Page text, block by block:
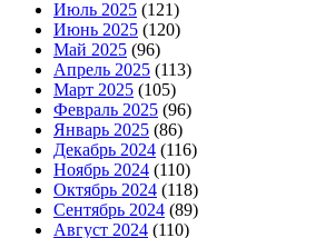
Июль 2025 (121)
Июнь 2025 (120)
Май 2025 (96)
Апрель 2025 (113)
Март 2025 (105)
Февраль 2025 (96)
Январь 2025 (86)
Декабрь 2024 (116)
Ноябрь 2024 (110)
Октябрь 2024 (118)
Сентябрь 2024 (89)
Август 2024 (110)